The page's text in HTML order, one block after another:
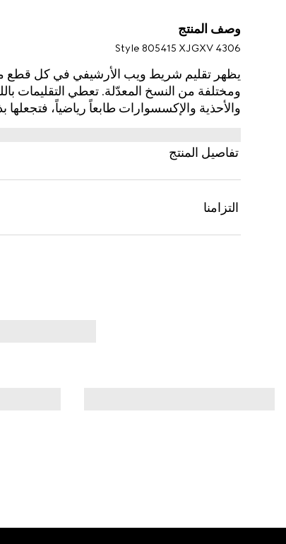
وصف المنتج
Style ‎805415 XJGXV 4306
ومختلفة من النسخ المعدّلة. تعطي التقليمات
والأحذية والإكسسوارات طابعاً رياضياً،
تفاصيل المنتج
التزامنا